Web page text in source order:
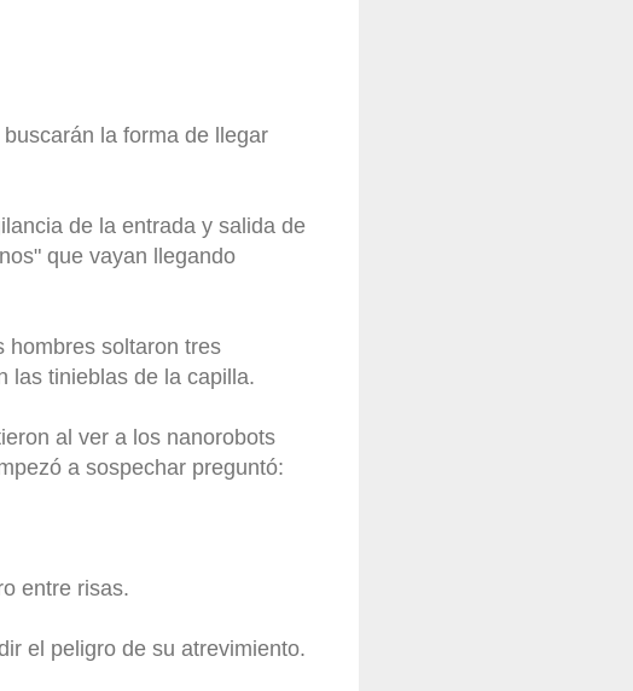
la forma de llegar
de la entrada y salida de
que vayan llegando
hombres soltaron tres
las tinieblas de la capilla.
al ver a los nanorobots
a sospechar preguntó:
entre risas.
el peligro de su atrevimiento.